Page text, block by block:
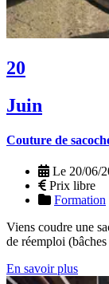
20
Juin
Couture de
Le 20/06/
Prix libre
Formation
Viens coudre une
de réemploi
En savoir plus